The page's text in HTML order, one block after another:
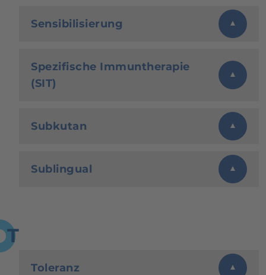
Sensibilisierung
Spezifische Immuntherapie
(SIT)
Subkutan
Sublingual
T
Toleranz